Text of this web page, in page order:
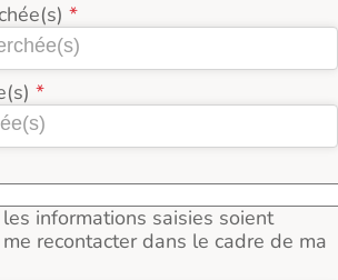
informations saisies soient
recontacter dans le cadre de ma